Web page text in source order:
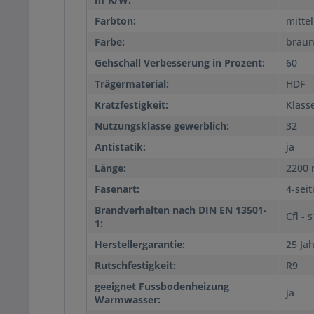
Farbton:
mittel
Farbe:
braun
Gehschall Verbesserung in Prozent:
60
Trägermaterial:
HDF
Kratzfestigkeit:
Nutzungsklasse gewerblich:
32
Antistatik:
ja
Länge:
2200
Fasenart:
4-
Brandverhalten nach DIN EN 13501-
1:
Cfl -
Herstellergarantie:
25
Rutschfestigkeit:
R9
geeignet Fussbodenheizung
Warmwasser:
ja